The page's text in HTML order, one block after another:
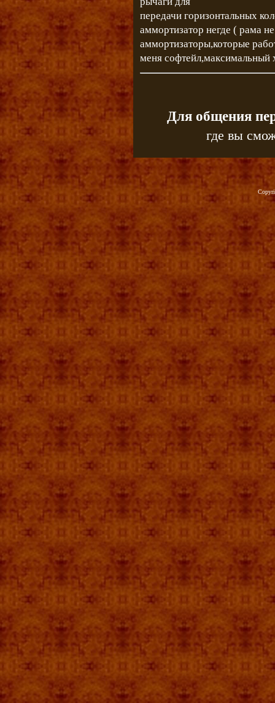
передачи горизонтальных
аммортизатор негде ( рама
аммортизаторы,которые
меня софтейл,максимальный
Для общения
где вы